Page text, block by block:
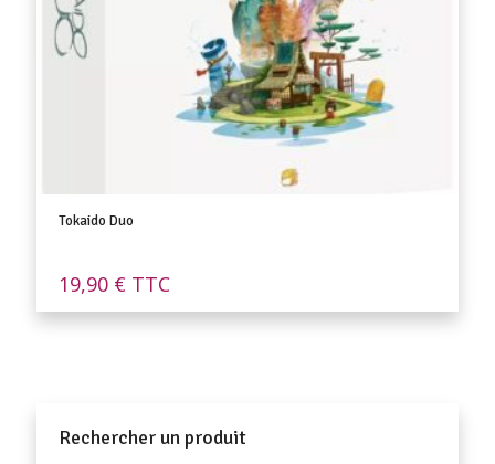
Tokaido Duo
19,90 € TTC
Rechercher un produit